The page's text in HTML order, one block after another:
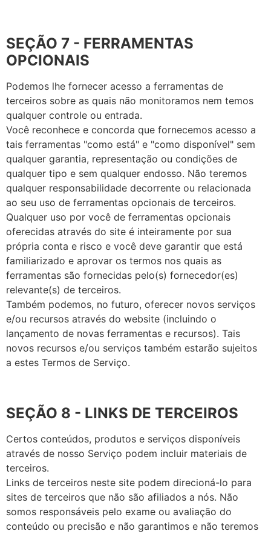
SEÇÃO 7 - FERRAMENTAS
OPCIONAIS
Podemos lhe fornecer acesso a ferramentas de
terceiros sobre as quais não monitoramos nem temos
qualquer controle ou entrada.
Você reconhece e concorda que fornecemos acesso a
tais ferramentas "como está" e "como disponível" sem
qualquer garantia, representação ou condições de
qualquer tipo e sem qualquer endosso. Não teremos
qualquer responsabilidade decorrente ou relacionada
ao seu uso de ferramentas opcionais de terceiros.
Qualquer uso por você de ferramentas opcionais
oferecidas através do site é inteiramente por sua
própria conta e risco e você deve garantir que está
familiarizado e aprovar os termos nos quais as
ferramentas são fornecidas pelo(s) fornecedor(es)
relevante(s) de terceiros.
Também podemos, no futuro, oferecer novos serviços
e/ou recursos através do website (incluindo o
lançamento de novas ferramentas e recursos). Tais
novos recursos e/ou serviços também estarão sujeitos
a estes Termos de Serviço.
SEÇÃO 8 - LINKS DE TERCEIROS
Certos conteúdos, produtos e serviços disponíveis
através de nosso Serviço podem incluir materiais de
terceiros.
Links de terceiros neste site podem direcioná-lo para
sites de terceiros que não são afiliados a nós. Não
somos responsáveis pelo exame ou avaliação do
conteúdo ou precisão e não garantimos e não teremos